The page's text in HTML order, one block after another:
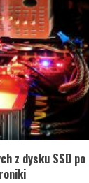
z dysku SSD